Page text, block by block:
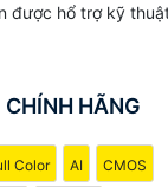
Hãng Ezviz,
kbone.
VÀ IMOU 】
nam có 5
được hổ trợ kỹ
CHÍNH HÃNG
Color AI CMOS